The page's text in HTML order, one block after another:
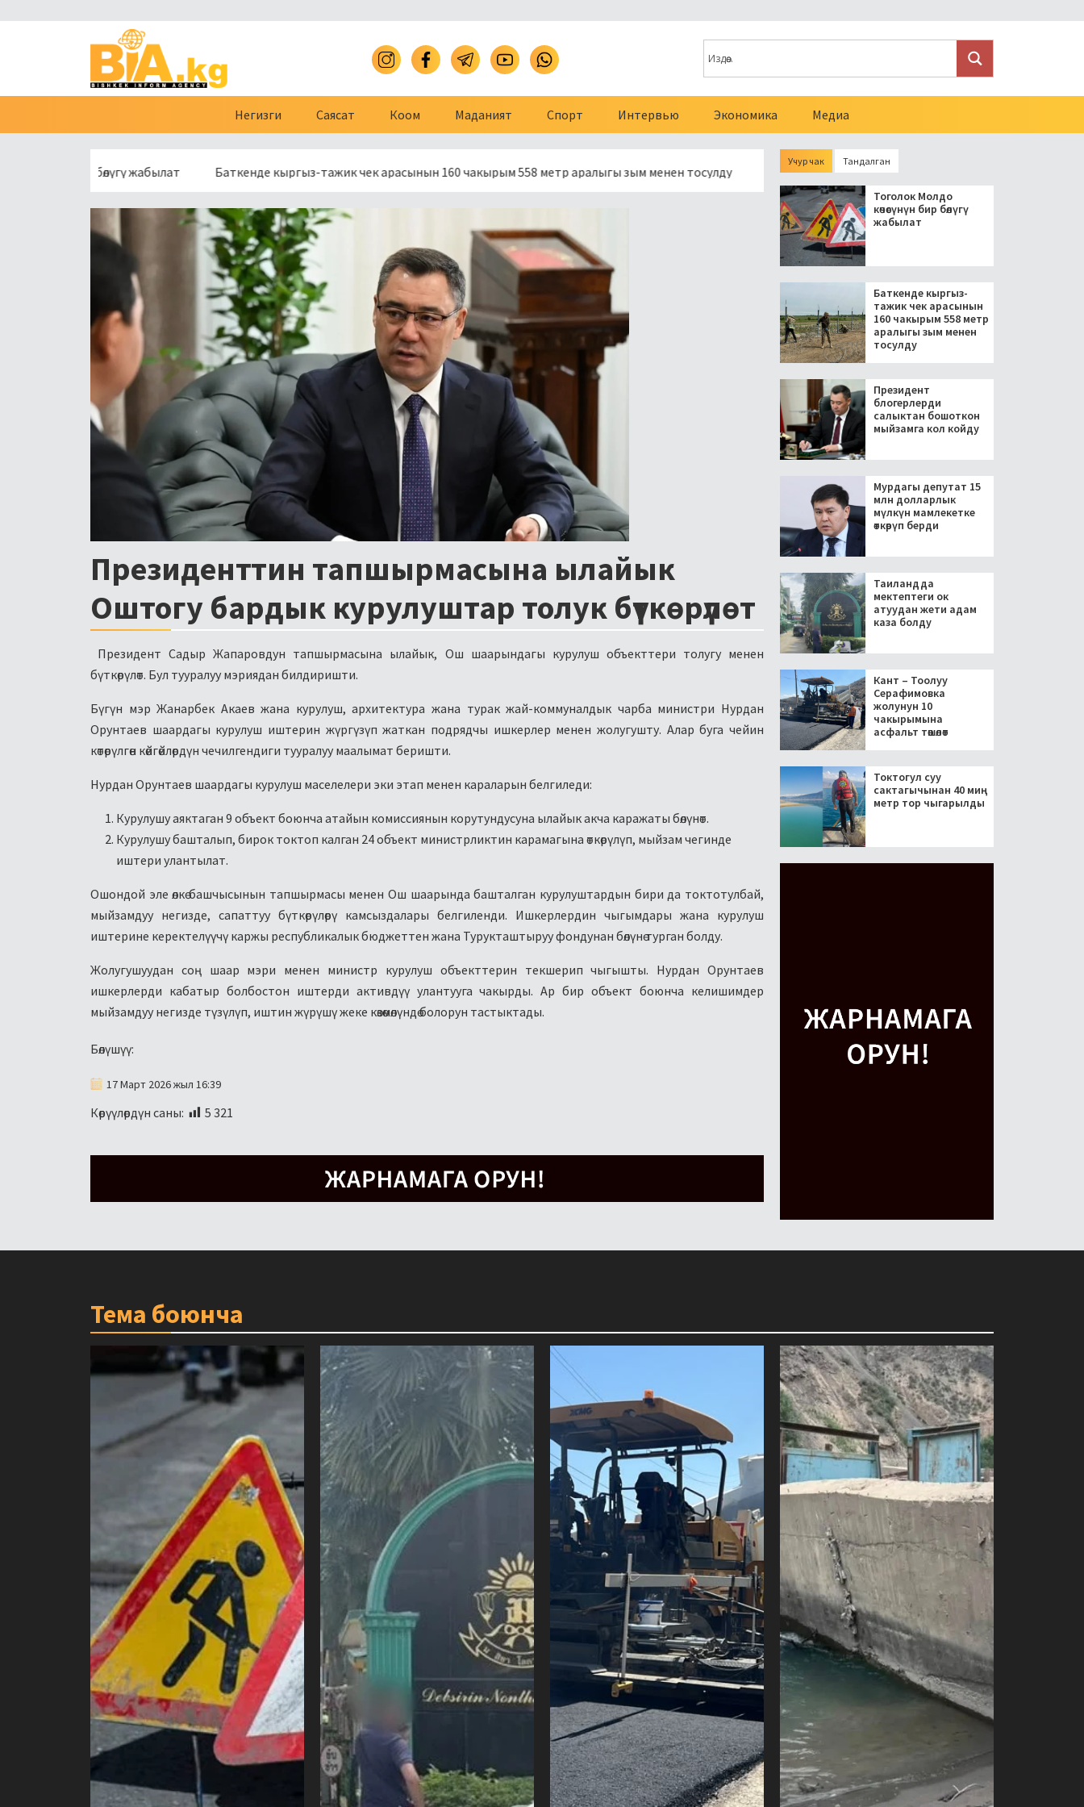
Негизги Саясат Коом Маданият Спорт Интервью Экономика Медиа
бир бөлүгү жабылат Баткенде кыргыз-тажик чек арасынын 160 чакырым 558 метр аралыгы зым менен тосулду Президент блогерлерди салыктан бошоткон мыйзамга кол
Президенттин тапшырмасына ылайык
Оштогу бардык курулуштар толук бүткөрүлөт
Президент Садыр Жапаровдун тапшырмасына ылайык, Ош шаарындагы курулуш объекттери толугу менен
бүткөрүлөт. Бул тууралуу мэриядан билдиришти.
Бүгүн мэр Жанарбек Акаев жана курулуш, архитектура жана турак жай-коммуналдык чарба министри Нурдан
Орунтаев шаардагы курулуш иштерин жүргүзүп жаткан подрядчы ишкерлер менен жолугушту. Алар буга чейин
көтөрүлгөн көйгөйлөрдүн чечилгендиги тууралуу маалымат беришти.
Нурдан Орунтаев шаардагы курулуш маселелери эки этап менен караларын белгиледи:
Курулушу аяктаган 9 объект боюнча атайын комиссиянын корутундусуна ылайык акча каражаты бөлүнөт.
Курулушу башталып, бирок токтоп калган 24 объект министрликтин карамагына өткөрүлүп, мыйзам чегинде
иштери улантылат.
Ошондой эле өлкө башчысынын тапшырмасы менен Ош шаарында башталган курулуштардын бири да токтотулбай,
мыйзамдуу негизде, сапаттуу бүткөрүлөрү камсыздалары белгиленди. Ишкерлердин чыгымдары жана курулуш
иштерине керектелүүчү каржы республикалык бюджеттен жана Турукташтыруу фондунан бөлүнө турган болду.
Жолугушуудан соң шаар мэри менен министр курулуш объекттерин текшерип чыгышты. Нурдан Орунтаев
ишкерлерди кабатыр болбостон иштерди активдүү улантууга чакырды. Ар бир объект боюнча келишимдер
мыйзамдуу негизде түзүлүп, иштин жүрүшү жеке көзөмөлүндө болорун тастыктады.
Бөлүшүү:
17 Март 2026 жыл 16:39
Көрүүлөрдүн саны: 5 321
Учур чак Тандалган
Тоголок Молдо
көчөсүнүн бир бөлүгү
жабылат
Баткенде кыргыз-
тажик чек арасынын
160 чакырым 558 метр
аралыгы зым менен
тосулду
Президент
блогерлерди
салыктан бошоткон
мыйзамга кол койду
Мурдагы депутат 15
млн долларлык
мүлкүн мамлекетке
өткөрүп берди
Таиландда
мектептеги ок
атуудан жети адам
каза болду
Кант – Тоолуу
Серафимовка
жолунун 10
чакырымына
асфальт төшөлөт
Токтогул суу
сактагычынан 40 миң
метр тор чыгарылды
Тема боюнча